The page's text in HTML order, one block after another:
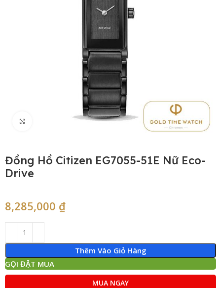
Click to enlarge
Đồng Hồ Citizen EG7055-51E Nữ Eco-
Drive
8,285,000 ₫
Thêm Vào Giỏ Hàng
GỌI ĐẶT MUA
MUA NGAY